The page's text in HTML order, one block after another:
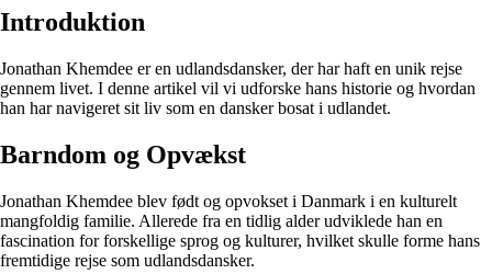
Introduktion
Jonathan Khemdee er en udlandsdansker, der har haft en unik rejse
gennem livet. I denne artikel vil vi udforske hans historie og hvordan
han har navigeret sit liv som en dansker bosat i udlandet.
Barndom og Opvækst
Jonathan Khemdee blev født og opvokset i Danmark i en kulturelt
mangfoldig familie. Allerede fra en tidlig alder udviklede han en
fascination for forskellige sprog og kulturer, hvilket skulle forme hans
fremtidige rejse som udlandsdansker.